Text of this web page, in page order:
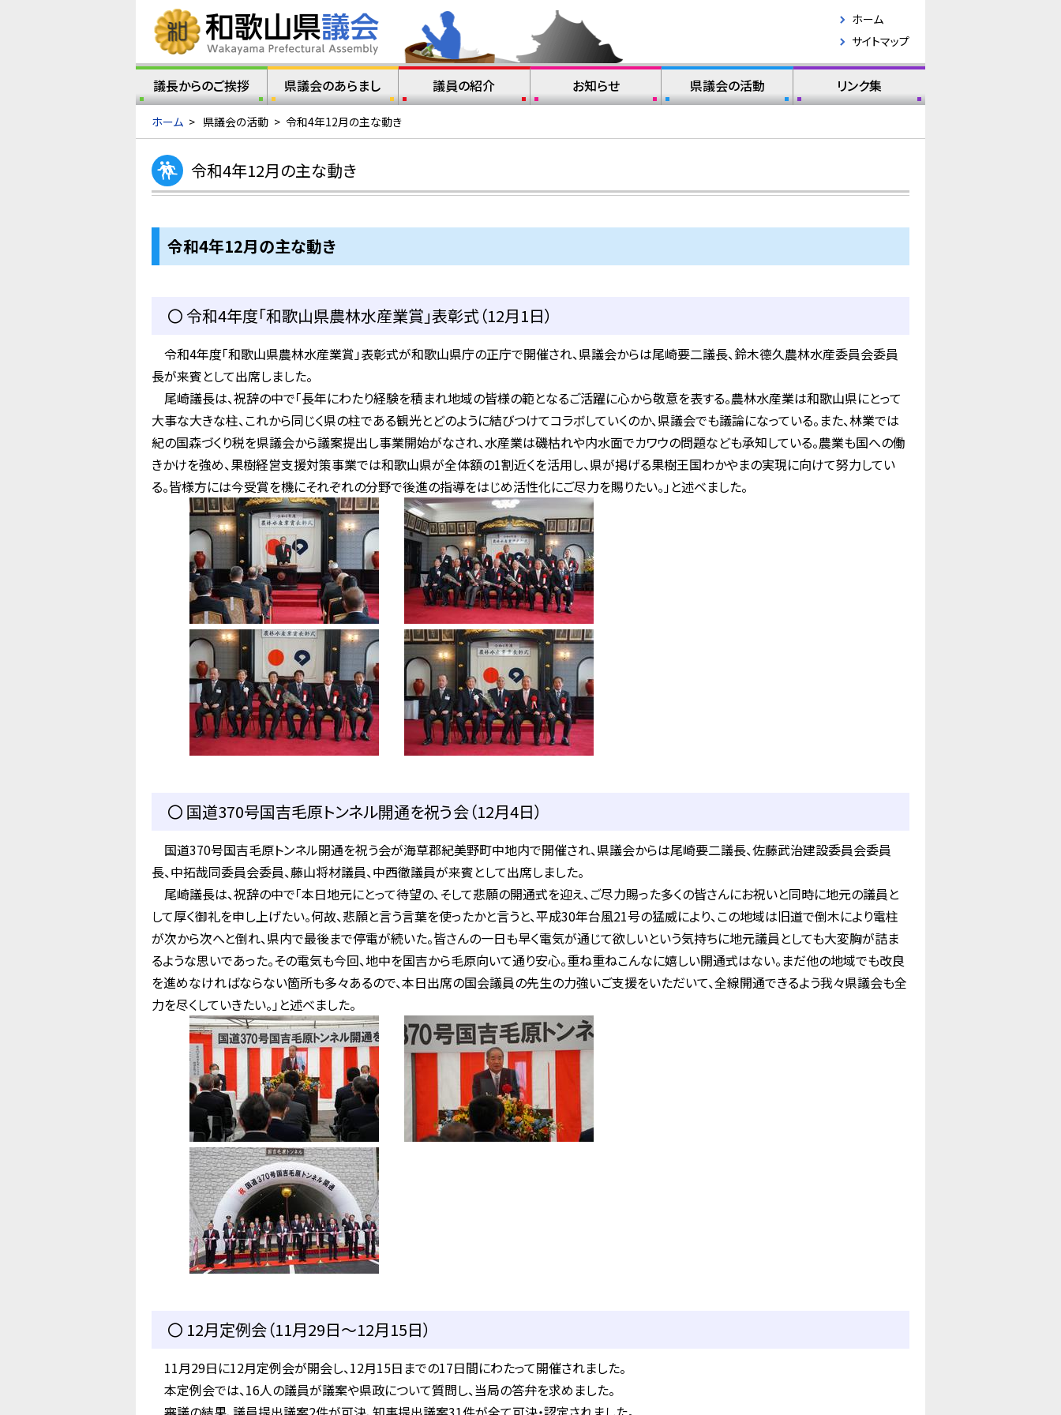
ホーム
サイトマップ
議長からのご挨拶 県議会のあらまし 議員の紹介 お知らせ 県議会の活動 リンク集
ホーム > 県議会の活動 > 令和4年12月の主な動き
令和4年12月の主な動き
令和4年12月の主な動き
〇 令和4年度「和歌山県農林水産業賞」表彰式（12月1日）
令和4年度「和歌山県農林水産業賞」表彰式が和歌山県庁の正庁で開催され、県議会からは尾崎要二議長、鈴木德久農林水産委員会委員
長が来賓として出席しました。
尾崎議長は、祝辞の中で「長年にわたり経験を積まれ地域の皆様の範となるご活躍に心から敬意を表する。農林水産業は和歌山県にとって
大事な大きな柱、これから同じく県の柱である観光とどのように結びつけてコラボしていくのか、県議会でも議論になっている。また、林業では
紀の国森づくり税を県議会から議案提出し事業開始がなされ、水産業は磯枯れや内水面でカワウの問題なども承知している。農業も国への働
きかけを強め、果樹経営支援対策事業では和歌山県が全体額の1割近くを活用し、県が掲げる果樹王国わかやまの実現に向けて努力してい
る。皆様方には今受賞を機にそれぞれの分野で後進の指導をはじめ活性化にご尽力を賜りたい。」と述べました。
〇 国道370号国吉毛原トンネル開通を祝う会（12月4日）
国道370号国吉毛原トンネル開通を祝う会が海草郡紀美野町中地内で開催され、県議会からは尾崎要二議長、佐藤武治建設委員会委員
長、中拓哉同委員会委員、藤山将材議員、中西徹議員が来賓として出席しました。
尾崎議長は、祝辞の中で「本日地元にとって待望の、そして悲願の開通式を迎え、ご尽力賜った多くの皆さんにお祝いと同時に地元の議員と
して厚く御礼を申し上げたい。何故、悲願と言う言葉を使ったかと言うと、平成30年台風21号の猛威により、この地域は旧道で倒木により電柱
が次から次へと倒れ、県内で最後まで停電が続いた。皆さんの一日も早く電気が通じて欲しいという気持ちに地元議員としても大変胸が詰ま
るような思いであった。その電気も今回、地中を国吉から毛原向いて通り安心。重ね重ねこんなに嬉しい開通式はない。まだ他の地域でも改良
を進めなければならない箇所も多々あるので、本日出席の国会議員の先生の力強いご支援をいただいて、全線開通できるよう我々県議会も全
力を尽くしていきたい。」と述べました。
〇 12月定例会（11月29日～12月15日）
11月29日に12月定例会が開会し、12月15日までの17日間にわたって開催されました。
本定例会では、16人の議員が議案や県政について質問し、当局の答弁を求めました。